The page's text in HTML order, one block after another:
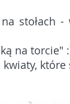
stołach
na torcie"